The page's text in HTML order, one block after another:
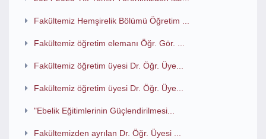
Fakültemiz Hemşirelik Bölümü Öğretim ...
Fakültemiz öğretim elemanı Öğr. Gör. ...
Fakültemiz öğretim üyesi Dr. Öğr. Üye...
Fakültemiz öğretim üyesi Dr. Öğr. Üye...
"Ebelik Eğitimlerinin Güçlendirilmesi...
Fakültemizden ayrılan Dr. Öğr. Üyesi ...